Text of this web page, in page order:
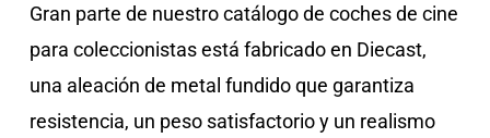
Gran parte de nuestro catálogo de coches de cine
para coleccionistas está fabricado en Diecast,
una aleación de metal fundido que garantiza
resistencia, un peso satisfactorio y un realismo